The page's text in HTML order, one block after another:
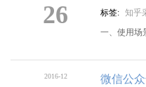
26 标签: 知乎
一、使用场
2016-12 微信公